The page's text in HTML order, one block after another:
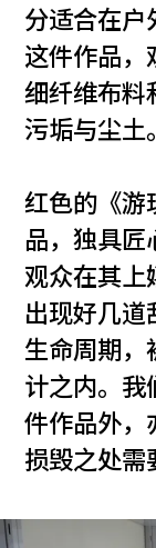
分适合在户
这件作品，
细纤维布料
污垢与尘土。
红色的《游
品，独具匠
观众在其上
出现好几道
生命周期，
计之内。我
件作品外，
损毁之处需